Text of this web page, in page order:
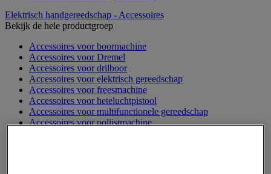
Elektrisch handgereedschap - Accessoires
Bekijk de hele productgroep
Accessoires voor boormachine
Accessoires voor Dremel
Accessoires voor drilboor
Accessoires voor elektrisch gereedschap
Accessoires voor freesmachine
Accessoires voor heteluchtpistool
Accessoires voor multifunctionele gereedschap
Accessoires voor polijstmachine